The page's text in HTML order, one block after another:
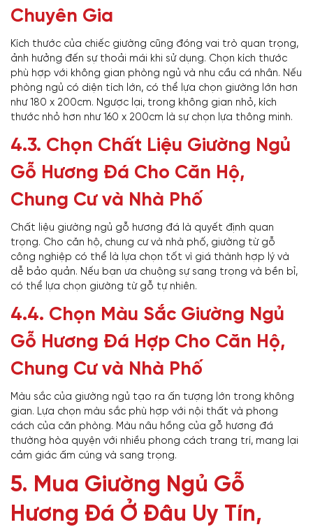
Chuyên Gia
Kích thước của chiếc giường cũng đóng vai trò quan trọng,
ảnh hưởng đến sự thoải mái khi sử dụng. Chọn kích thước
phù hợp với không gian phòng ngủ và nhu cầu cá nhân. Nếu
phòng ngủ có diện tích lớn, có thể lựa chọn giường lớn hơn
như 180 x 200cm. Ngược lại, trong không gian nhỏ, kích
thước nhỏ hơn như 160 x 200cm là sự chọn lựa thông minh.
4.3. Chọn Chất Liệu Giường Ngủ
Gỗ Hương Đá Cho Căn Hộ,
Chung Cư và Nhà Phố
Chất liệu giường ngủ gỗ hương đá là quyết định quan
trọng. Cho căn hộ, chung cư và nhà phố, giường từ gỗ
công nghiệp có thể là lựa chọn tốt vì giá thành hợp lý và
dễ bảo quản. Nếu bạn ưa chuộng sự sang trọng và bền bỉ,
có thể lựa chọn giường từ gỗ tự nhiên.
4.4. Chọn Màu Sắc Giường Ngủ
Gỗ Hương Đá Hợp Cho Căn Hộ,
Chung Cư và Nhà Phố
Màu sắc của giường ngủ tạo ra ấn tượng lớn trong không
gian. Lựa chọn màu sắc phù hợp với nội thất và phong
cách của căn phòng. Màu nâu hồng của gỗ hương đá
thường hòa quyện với nhiều phong cách trang trí, mang lại
cảm giác ấm cúng và sang trọng.
5. Mua Giường Ngủ Gỗ
Hương Đá Ở Đâu Uy Tín,